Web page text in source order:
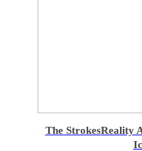
The StrokesReality